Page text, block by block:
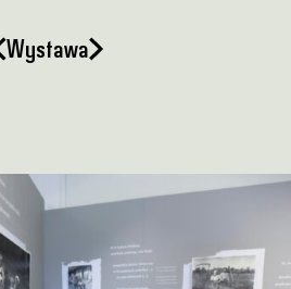
Wystawa